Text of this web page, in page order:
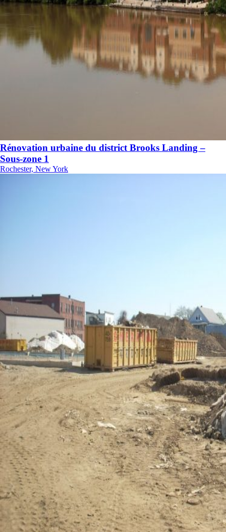
Rénovation urbaine du district Brooks Landing –
Sous-zone 1
Rochester, New York